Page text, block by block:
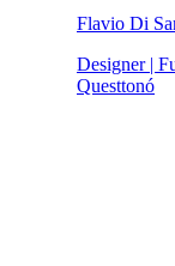
Flavio Di
Designer |
Questtonó